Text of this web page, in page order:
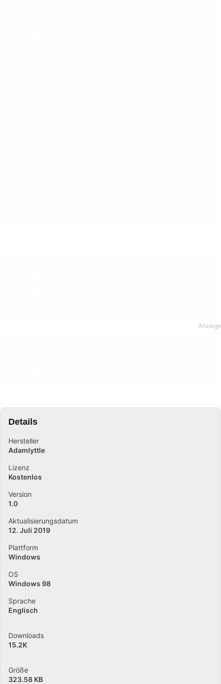
Details
Hersteller
Adamlyttle
Lizenz
Kostenlos
Version
1.0
Aktualisierungsdatum
12. Juli 2019
Plattform
Windows
OS
Windows 98
Sprache
Englisch
Downloads
15.2K
Größe
323.58 KB